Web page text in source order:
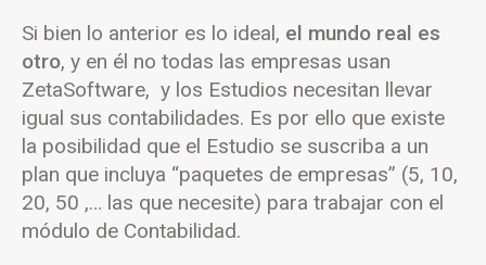
Si bien lo anterior es lo ideal, el mundo real es
otro, y en él no todas las empresas usan
ZetaSoftware, y los Estudios necesitan llevar
igual sus contabilidades. Es por ello que existe
la posibilidad que el Estudio se suscriba a un
plan que incluya “paquetes de empresas” (5, 10,
20, 50 ,… las que necesite) para trabajar con el
módulo de Contabilidad.